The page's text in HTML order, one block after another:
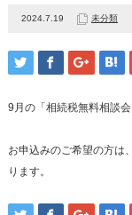
2024.7.19 未分類
9月の「相続税無料相談
お申込みのご希望の方は
ります。